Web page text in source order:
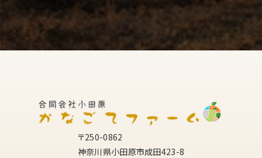
〒250-0862
神奈川県小田原市成田423-8